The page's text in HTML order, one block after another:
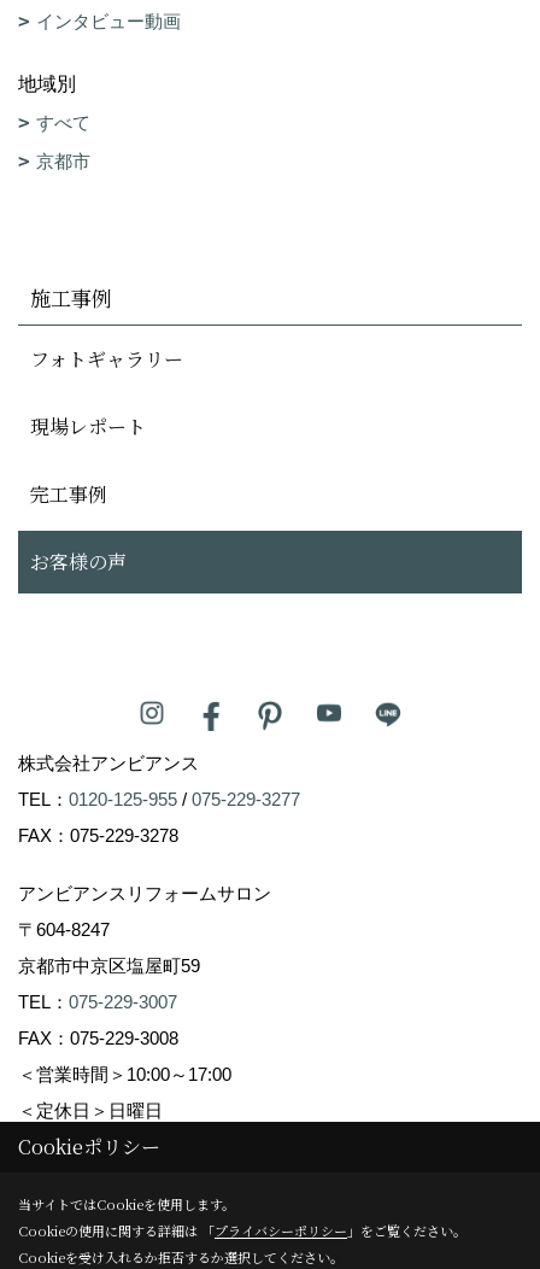
インタビュー動画
地域別
すべて
京都市
施工事例
フォトギャラリー
現場レポート
完工事例
お客様の声
株式会社アンビアンス
TEL： 0120-125-955 / 075-229-3277
FAX：075-229-3278
アンビアンスリフォームサロン
〒604-8247
京都市中京区塩屋町59
TEL： 075-229-3007
FAX：075-229-3008
＜営業時間＞10:00～17:00
＜定休日＞日曜日
Copyright (c) Ambiance Co.,Ltd. All Rights Reserved.
Produced byゴデスクリエイト
Cookieポリシー
当サイトではCookieを使用します。
Cookieの使用に関する詳細は 「プライバシーポリシー 」をご覧ください。
Cookieを受け入れるか拒否するか選択してください。